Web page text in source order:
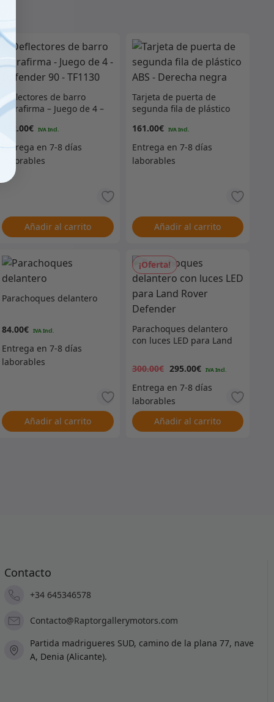
Deflectores de barro
Terrafirma – Juego de 4 –
132.00€
Añadir al carrito
Tarjeta de puerta de
segunda fila de plástico
161.00€
Añadir al carrito
Parachoques delantero
84.00€
Añadir al carrito
¡Oferta!
Parachoques delantero
con luces LED para Land
300.00€
precio
original
295.00€
Añadir al carrito
Contacto
+34 645346578
Contacto@Raptorgallerymotors.com
Partida madrigueres SUD, camino de la plana 77, nave
A, Denia (Alicante).